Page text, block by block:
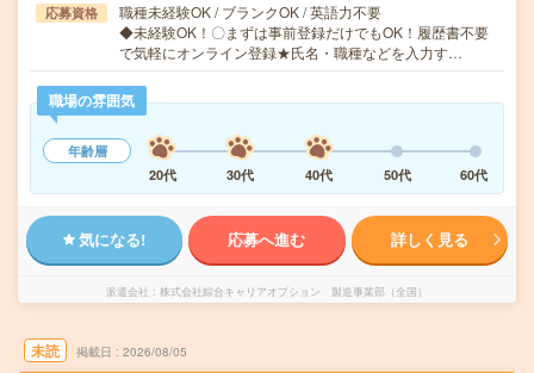
応募資格
職種未経験OK / ブランクOK / 英語力不要
◆未経験OK！〇まずは事前登録だけでもOK！履歴書不要
で気軽にオンライン登録★氏名・職種などを入力す…
職場の雰囲気
年齢層
20代
30代 40代 50代 60代
気になる! 応募へ進む 詳しく見る
派遣会社 株式会社綜合キャリアオプション 製造事業部（全国）
未読 掲載日 2026/08/05